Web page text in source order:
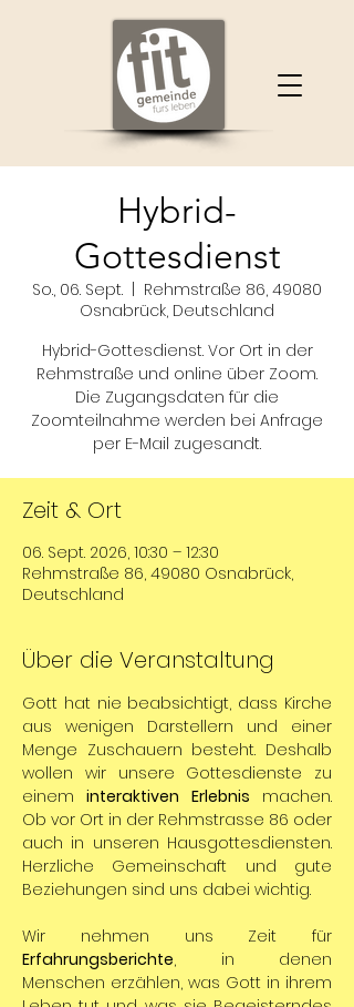
Hybrid-
Gottesdienst
So., 06. Sept.
Rehmstraße 86, 49080
Osnabrück, Deutschland
Hybrid-Gottesdienst. Vor Ort in der
Rehmstraße und online über Zoom.
Die Zugangsdaten für die
Zoomteilnahme werden bei Anfrage
per E-Mail zugesandt.
Zeit & Ort
06. Sept. 2026, 10:30 – 12:30
Rehmstraße 86, 49080 Osnabrück,
Deutschland
Über die Veranstaltung
Gott hat nie beabsichtigt, dass Kirche
aus wenigen Darstellern und einer
Menge Zuschauern besteht. Deshalb
wollen wir unsere Gottesdienste zu
einem interaktiven Erlebnis machen.
Ob vor Ort in der Rehmstrasse 86 oder
auch in unseren Hausgottesdiensten.
Herzliche Gemeinschaft und gute
Beziehungen sind uns dabei wichtig.
Erfahrungsberichte, in denen
Menschen erzählen, was Gott in ihrem